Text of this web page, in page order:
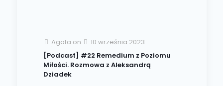
Agata on
10 września 2023
[Podcast] #22 Remedium z Poziomu
Miłości. Rozmowa z Aleksandrą
Dziadek